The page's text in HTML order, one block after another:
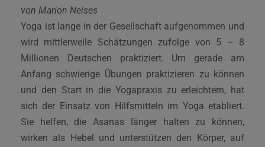
von Marion Neises
Yoga ist lange in der Gesellschaft aufgenommen und
wird mittlerweile Schätzungen zufolge von 5 – 8
Millionen Deutschen praktiziert. Um gerade am
Anfang schwierige Übungen praktizieren zu können
und den Start in die Yogapraxis zu erleichtern, hat
sich der Einsatz von Hilfsmitteln im Yoga etabliert.
Sie helfen, die Asanas länger halten zu können,
wirken als Hebel und unterstützen den Körper, auf